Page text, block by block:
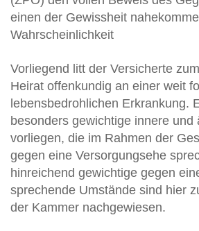
einen der Gewissheit
Wahrscheinlichkeit
Vorliegend litt der Versicherte
Heirat offenkundig an einer weit
lebensbedrohlichen Erkrankung.
besonders gewichtige innere
vorliegen, die im Rahmen der
gegen eine Versorgungsehe
hinreichend gewichtige gegen
sprechende Umstände sind hier
der Kammer nachgewiesen.